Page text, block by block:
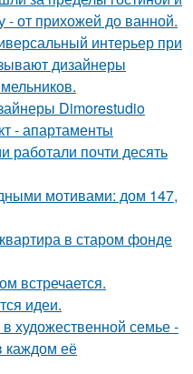
- от прихожей до ванной.
интерьер при
дизайнеры
Dimorestudio
- апартаменты
почти десять
мотивами: дом 147,
в старом фонде
встречается.
идеи.
художественной семье -
каждом её